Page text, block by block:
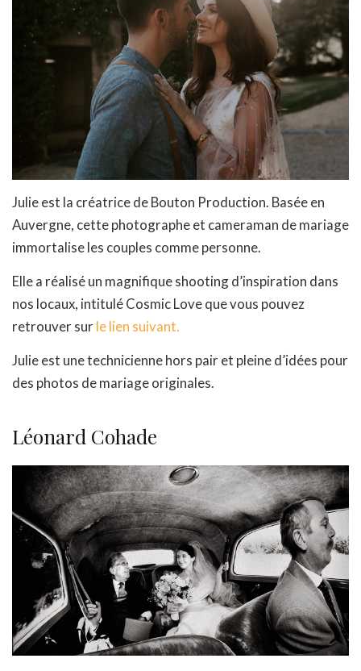
Julie est la créatrice de Bouton Production. Basée en
Auvergne, cette photographe et cameraman de mariage
immortalise les couples comme personne.
Elle a réalisé un magnifique shooting d’inspiration dans
nos locaux, intitulé Cosmic Love que vous pouvez
retrouver surle lien suivant.
Julie est une technicienne hors pair et pleine d’idées pour
des photos de mariage originales.
Léonard Cohade